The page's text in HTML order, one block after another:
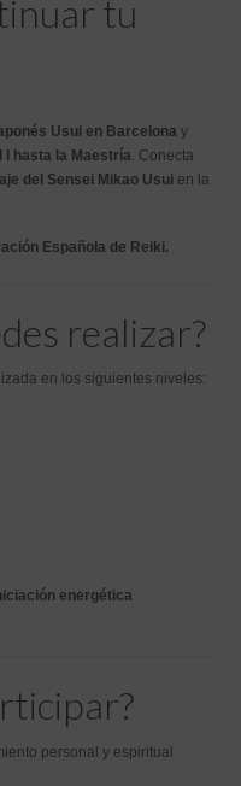
tu
Usui en Barcelona y
I hasta la Maestría. Conecta
del Sensei Mikao Usui en la
Española de Reiki.
realizar?
en los siguientes niveles:
energética
personal y espiritual